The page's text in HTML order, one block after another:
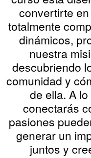
convertirte
totalmente
dinámicos,
nuestra
descubriendo
comunidad y
de ella. A
conectarás
pasiones
generar un
juntos y